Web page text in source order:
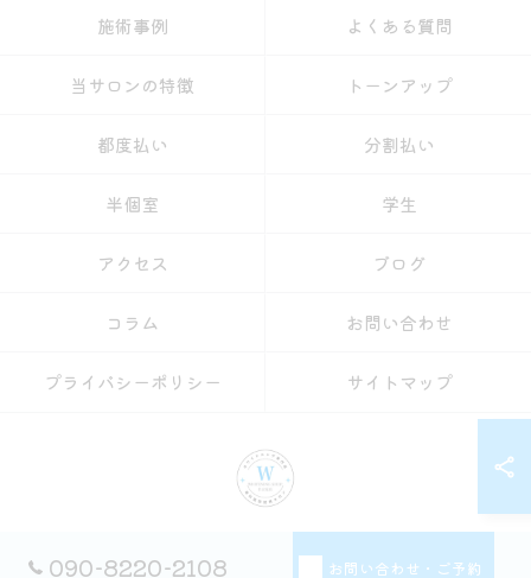
090-8220-2108 お問い合わせ・ご予約
施術事例 よくある質問
当サロンの特徴 トーンアップ
都度払い 分割払い
半個室 学生
アクセス ブログ
コラム お問い合わせ
プライバシーポリシー サイトマップ
© 2026 愛知県名古屋のセルフホワイトニングならホワイトニングショップ名古屋